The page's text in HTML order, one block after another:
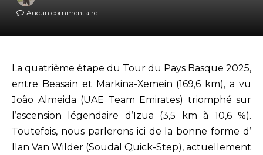
Aucun commentaire
La quatrième étape du Tour du Pays Basque 2025,
entre Beasain et Markina-Xemein (169,6 km), a vu
João Almeida (UAE Team Emirates) triomphé sur
l’ascension légendaire d’Izua (3,5 km à 10,6 %).
Toutefois, nous parlerons ici de la bonne forme d’
Ilan Van Wilder (Soudal Quick-Step), actuellement